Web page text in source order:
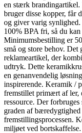
en stærk brandingartikel.
bruger disse kopper, får
og giver varig synlighed.
100% BPA fri, så du
Minimumsbestilling er
små og store behov.
reklameartikel, der
udtryk. Dette
en genanvendelig
inspirerende. Keramik /
fremstillet primært af ler,
ressource. Der
graden af
fremstillingsprocessen.
miljøet ved bortskaffelse.